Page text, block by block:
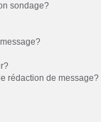
sondage?
rédaction de message?